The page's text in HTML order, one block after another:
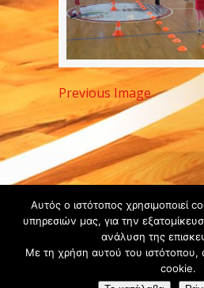
Previous Image
2020 -
All rights
reserved. -
Αυτός ο ιστότοπος χρησιμοποιεί
υπηρεσιών μας, για την
ανάλυση της
Με τη χρήση αυτού του
cookie.